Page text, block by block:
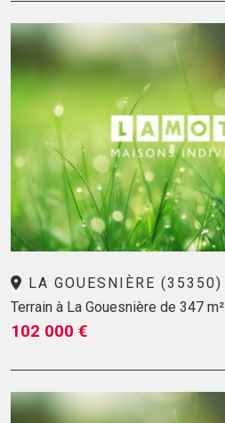
LA GOUESNIÈRE (35350)
Terrain à La Gouesnière de 347 m²
102 000 €